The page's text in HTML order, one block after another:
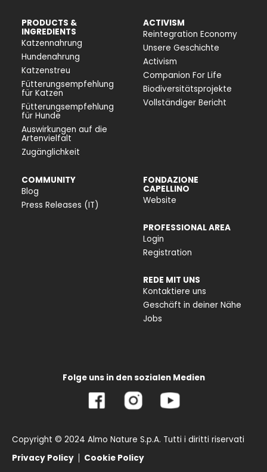
PRODUCTS &
INGREDIENTS
Katzennahrung
Hundenahrung
Katzenstreu
Fütterungsempfehlung
für Katzen
Fütterungsempfehlung
für Hunde
Auswirkungen auf die
Artenvielfalt
Zugänglichkeit
ACTIVISM
Reintegration Economy
Unsere Geschichte
Activism
Companion For Life
Biodiversitätsprojekte
Vollständiger Bericht
COMMUNITY
Blog
Press Releases (IT)
FONDAZIONE
CAPELLINO
Website
PROFESSIONAL AREA
Login
Registration
REDE MIT UNS
Kontaktiere uns
Geschäft in deiner Nähe
Jobs
Folge uns in den sozialen Medien
Copyright © 2024 Almo Nature S.p.A. Tutti i diritti riservati
Privacy Policy
Cookie Policy